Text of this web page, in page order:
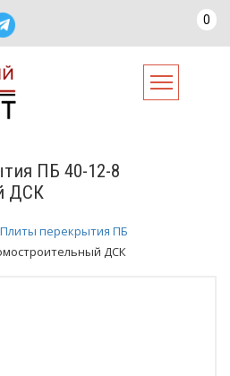
0
ПБ 40-12-8
ДСК
Плиты перекрытия ПБ
ДСК